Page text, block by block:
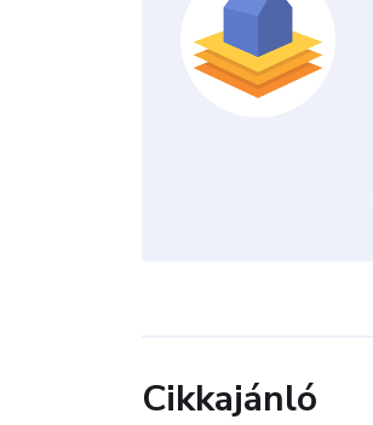
Cikkajánló